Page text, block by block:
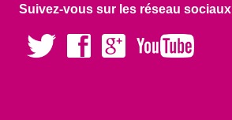
Suivez-vous sur les réseau sociaux